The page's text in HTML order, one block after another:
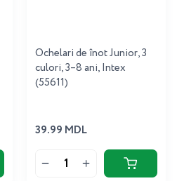
Ochelari de înot Junior, 3
culori, 3–8 ani, Intex
(55611)
39.99 MDL